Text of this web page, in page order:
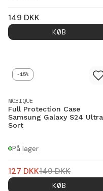
149 DKK
KØB
-15%
MOBIQUE
Full Protection Case
Samsung Galaxy S24 Ultra
Sort
På lager
127 DKK149DKK
KØB